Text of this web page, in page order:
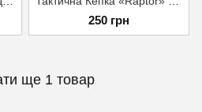
250 грн
ще 1 товар